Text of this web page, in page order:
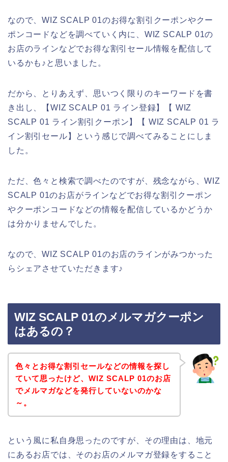
なので、WIZ SCALP 01のお得な割引クーポンやクー
ポンコードなどを調べていく内に、WIZ SCALP 01の
お店のラインなどでお得な割引セール情報を配信して
いるかも♪と思いました。
だから、とりあえず、思いつく限りのキーワードを書
き出し、【WIZ SCALP 01 ライン登録】【 WIZ
SCALP 01 ライン割引クーポン】【 WIZ SCALP 01 ラ
イン割引セール】という感じで調べてみることにしま
した。
ただ、色々と検索で調べたのですが、残念ながら、WIZ
SCALP 01のお店がラインなどでお得な割引クーポン
やクーポンコードなどの情報を配信しているかどうか
は分かりませんでした。
なので、WIZ SCALP 01のお店のラインがみつかった
らシェアさせていただきます♪
WIZ SCALP 01のメルマガクーポン
はあるの？
色々とお得な割引セールなどの情報を探し
ていて思ったけど、WIZ SCALP 01のお店
でメルマガなどを発行していないのかな
～。
という風に私自身思ったのですが、その理由は、地元
にあるお店では、そのお店のメルマガ登録をすること